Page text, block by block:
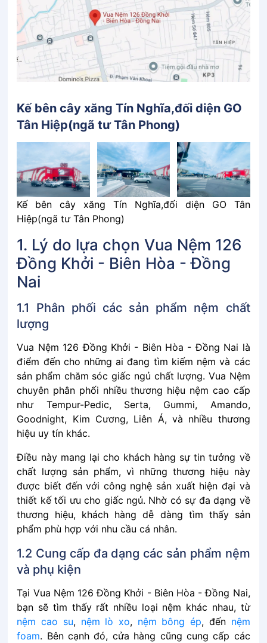
Kế bên cây xăng Tín Nghĩa,đối diện GO
Tân Hiệp(ngã tư Tân Phong)
Kế bên cây xăng Tín Nghĩa,đối diện GO Tân
Hiệp(ngã tư Tân Phong)
1. Lý do lựa chọn Vua Nệm 126
Đồng Khởi - Biên Hòa - Đồng
Nai
1.1 Phân͏͏ phối͏͏ các͏͏ sản͏͏ phẩm͏͏ nệm͏͏ chất͏͏
lượng
Vua Nệm 126 Đồng Khởi - Biên Hòa - Đồng Nai là͏͏
điểm͏͏ đến͏͏ cho͏͏ những͏͏ ai͏͏ đang͏͏ tìm͏͏ kiếm͏͏ nệm͏͏ và͏͏ các͏͏
sản͏͏ phẩm͏͏ chăm͏͏ sóc͏͏ giấc͏͏ ngủ͏͏ chất͏͏ lượng.͏͏ Vua͏͏ Nệm͏͏
chuyên͏͏ phân͏͏ phối͏͏ nhiều͏͏ thương͏͏ hiệu͏͏ nệm͏͏ cao͏͏ cấp͏͏
như͏͏ Tempur-Pedic,͏͏ Serta,͏͏ Gummi,͏͏ Amando,͏͏
Goodnight,͏͏ Kim͏͏ Cương,͏͏ Liên͏͏ Á,͏͏ và͏͏ nhiều͏͏ thương͏͏
hiệu͏͏ uy͏͏ tín͏͏ khác.
Điều͏͏ này͏͏ mang͏͏ lại͏͏ cho͏͏ khách͏͏ hàng͏͏ sự͏͏ tin͏͏ tưởng͏͏ về͏͏
chất͏͏ lượng͏͏ sản͏͏ phẩm,͏͏ vì͏͏ những͏͏ thương͏͏ hiệu͏͏ này͏͏
được͏͏ biết͏͏ đến͏͏ với͏͏ công͏͏ nghệ͏͏ sản͏͏ xuất͏͏ hiện͏͏ đại͏͏ và͏͏
thiết͏͏ kế͏͏ tối͏͏ ưu͏͏ cho͏͏ giấc͏͏ ngủ.͏͏ Nhờ͏͏ có͏͏ sự͏͏ đa͏͏ dạng͏͏ về͏͏
thương͏͏ hiệu,͏͏ khách͏͏ hàng͏͏ dễ͏͏ dàng͏͏ tìm͏͏ thấy͏͏ sản͏͏
phẩm͏͏ phù͏͏ hợp͏͏ với͏͏ nhu͏͏ cầu͏͏ cá͏͏ nhân.
1.2 Cung͏͏ cấp͏͏ đa͏͏ dạng͏͏ các͏͏ sản͏͏ phẩm͏͏ nệm͏͏
và͏͏ phụ͏͏ kiện
Tại͏͏ Vua Nệm 126 Đồng Khởi - Biên Hòa - Đồng Nai,͏͏
bạn͏͏ sẽ͏͏ tìm͏͏ thấy͏͏ rất͏͏ nhiều͏͏ loại͏͏ nệm͏͏ khác͏͏ nhau,͏͏ từ͏͏
nệm͏͏ cao͏͏ su,͏͏nệm͏͏ lò͏͏ xo,͏͏ nệm͏͏ bông͏͏ ép,͏͏ đến͏͏ nệm͏͏
foam.͏͏ Bên͏͏ cạnh͏͏ đó,͏͏ cửa͏͏ hàng͏͏ cũng͏͏ cung͏͏ cấp͏͏ các͏͏